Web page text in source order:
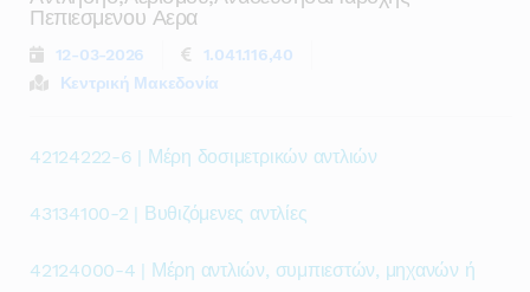
Πεπιεσμενου Αερα
12-03-2026
1.041.116,40
Κεντρική Μακεδονία
42124222-6 | Μέρη δοσιμετρικών αντλιών
43134100-2 | Βυθιζόμενες αντλίες
42124000-4 | Μέρη αντλιών, συμπιεστών, μηχανών ή